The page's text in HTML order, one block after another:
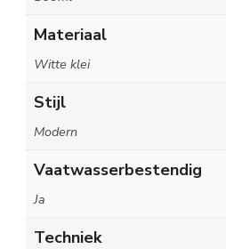
Materiaal
Witte klei
Stijl
Modern
Vaatwasserbestendig
Ja
Techniek